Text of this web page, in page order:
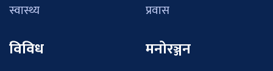
स्वास्थ्य
प्रवास
विविध मनोरञ्जन